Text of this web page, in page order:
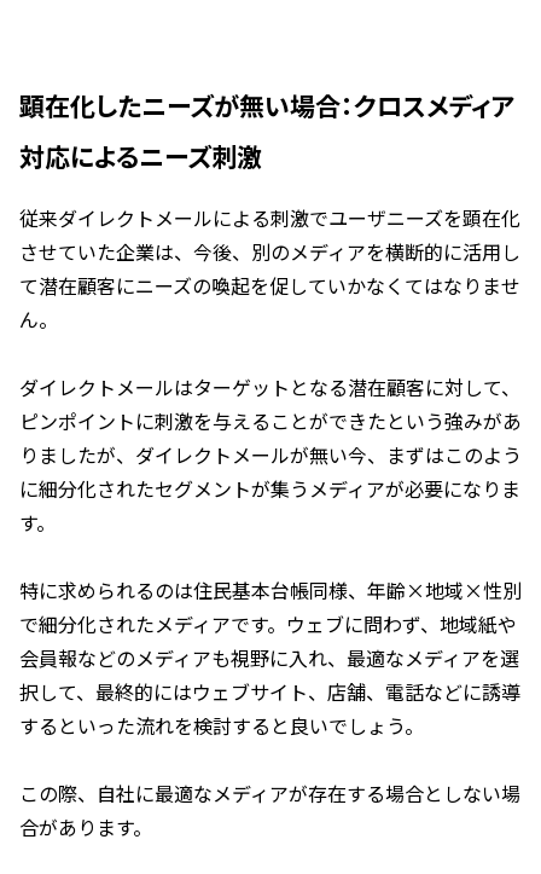
顕在化したニーズが無い場合：クロスメディア
対応によるニーズ刺激
従来ダイレクトメールによる刺激でユーザニーズを顕在化
させていた企業は、今後、別のメディアを横断的に活用し
て潜在顧客にニーズの喚起を促していかなくてはなりませ
ん。
ダイレクトメールはターゲットとなる潜在顧客に対して、
ピンポイントに刺激を与えることができたという強みがあ
りましたが、ダイレクトメールが無い今、まずはこのよう
に細分化されたセグメントが集うメディアが必要になりま
す。
特に求められるのは住民基本台帳同様、年齢×地域×性別
で細分化されたメディアです。ウェブに問わず、地域紙や
会員報などのメディアも視野に入れ、最適なメディアを選
択して、最終的にはウェブサイト、店舗、電話などに誘導
するといった流れを検討すると良いでしょう。
この際、自社に最適なメディアが存在する場合としない場
合があります。